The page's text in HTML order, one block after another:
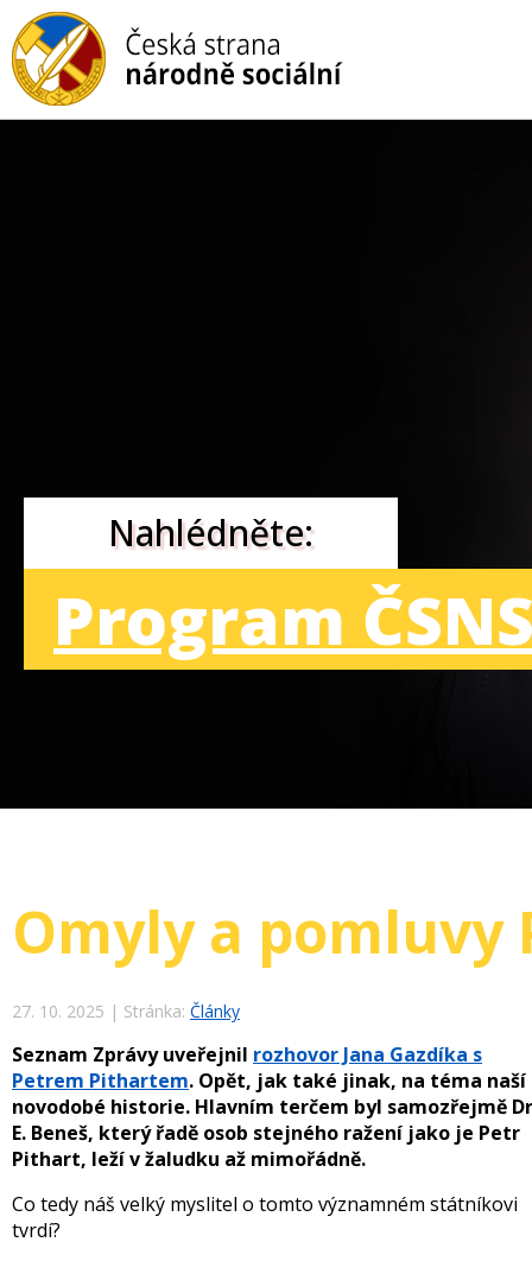
Nahlédněte:
Program
Omyly a
27. 10. 2025 | Stránka: Články
Seznam Zprávy uveřejnil rozhovor Jana Gazdíka s
Petrem Pithartem. Opět, jak také jinak, na téma naší
novodobé historie. Hlavním terčem byl samozřejmě
E. Beneš, který řadě osob stejného ražení jako je Petr
Pithart, leží v žaludku až mimořádně.
Co tedy náš velký myslitel o tomto významném státníkovi
tvrdí?